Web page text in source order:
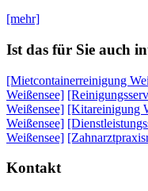
[mehr]
Ist das für Sie auch
[Mietcontainerreinigung
Weißensee]
Weißensee] [Kitareinigung
Weißensee]
Weißensee]
Kontakt